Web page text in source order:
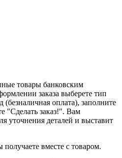
товары банковским
заказа выберете тип
оплата), заполните
"Сделать заказ!". Вам
уточнения деталей и выставит
вместе с товаром.